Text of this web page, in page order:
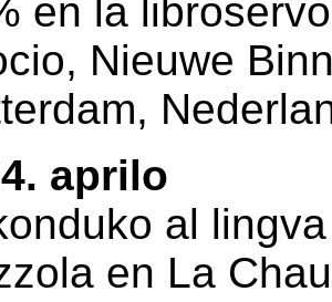
en la
Nieuwe
aprilo
al
en La